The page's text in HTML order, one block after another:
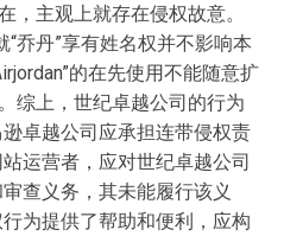
，主观上就存在侵权故意。
“乔丹”享有姓名权并不影响本
的在先使用不能随意扩
综上，世纪卓越公司的行为
卓越公司应承担连带侵权责
运营者，应对世纪卓越公司
查义务，其未能履行该义
为提供了帮助和便利，应构